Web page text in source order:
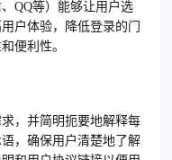
QQ等）能够让用户选
户体验，降低登录的门
便利性。
，并简明扼要地解释每
，确保用户清楚地了解